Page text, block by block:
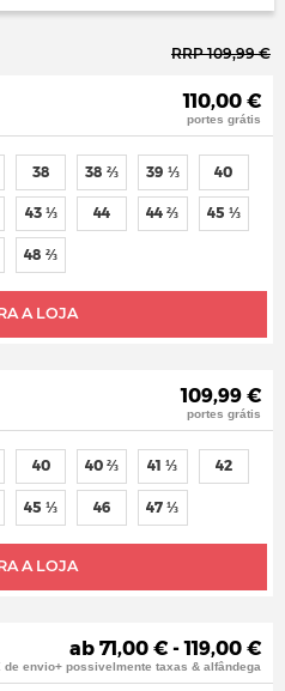
RRP 109,99 €
110,00 €
portes grátis
A LOJA
38 38 ⅔ 39 ⅓ 40
43 ⅓ 44 44 ⅔ 45 ⅓
48 ⅔
109,99 €
portes grátis
A LOJA
40 40 ⅔ 41 ⅓ 42
45 ⅓ 46 47 ⅓
ab 71,00 € - 119,00 €
de envio+ possivelmente taxas & alfândega